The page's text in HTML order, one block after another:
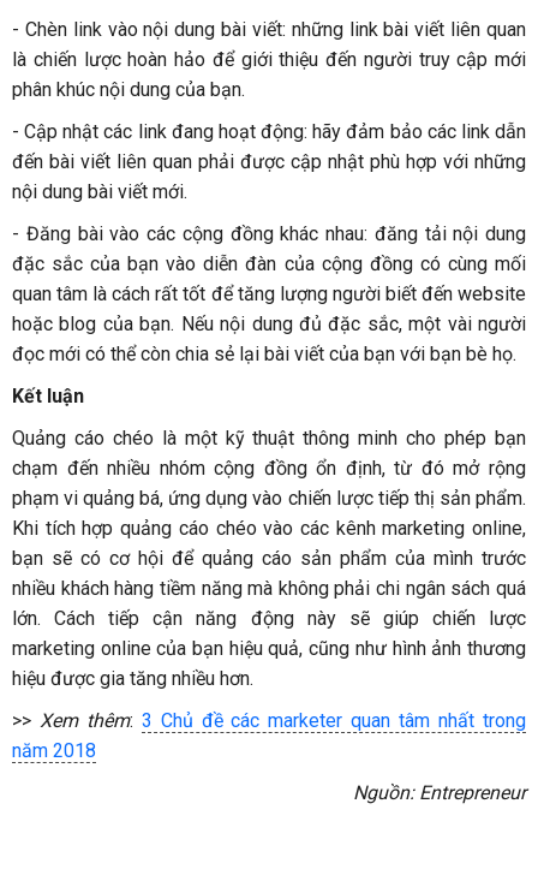
- Chèn link vào nội dung bài viết: những link bài viết liên quan
là chiến lược hoàn hảo để giới thiệu đến người truy cập mới
phân khúc nội dung của bạn.
- Cập nhật các link đang hoạt động: hãy đảm bảo các link dẫn
đến bài viết liên quan phải được cập nhật phù hợp với những
nội dung bài viết mới.
- Đăng bài vào các cộng đồng khác nhau: đăng tải nội dung
đặc sắc của bạn vào diễn đàn của cộng đồng có cùng mối
quan tâm là cách rất tốt để tăng lượng người biết đến website
hoặc blog của bạn. Nếu nội dung đủ đặc sắc, một vài người
đọc mới có thể còn chia sẻ lại bài viết của bạn với bạn bè họ.
Kết luận
Quảng cáo chéo là một kỹ thuật thông minh cho phép bạn
chạm đến nhiều nhóm cộng đồng ổn định, từ đó mở rộng
phạm vi quảng bá, ứng dụng vào chiến lược tiếp thị sản phẩm.
Khi tích hợp quảng cáo chéo vào các kênh marketing online,
bạn sẽ có cơ hội để quảng cáo sản phẩm của mình trước
nhiều khách hàng tiềm năng mà không phải chi ngân sách quá
lớn. Cách tiếp cận năng động này sẽ giúp chiến lược
marketing online của bạn hiệu quả, cũng như hình ảnh thương
hiệu được gia tăng nhiều hơn.
>> Xem thêm: 3 Chủ đề các marketer quan tâm nhất trong
năm 2018
Nguồn: Entrepreneur